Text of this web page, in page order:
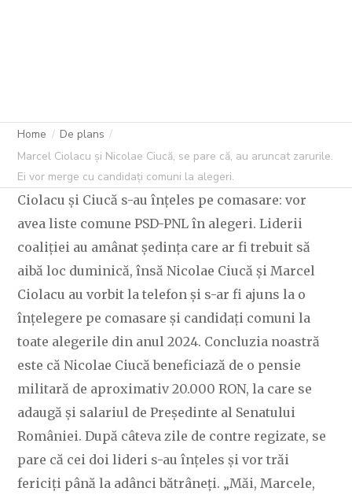
Home
De plans
Marcel Ciolacu și Nicolae Ciucă, se pare că, au aruncat zarurile.
Ei vor merge cu candidați comuni la alegeri.
Ciolacu și Ciucă s-au înțeles pe comasare: vor
avea liste comune PSD-PNL în alegeri. Liderii
coaliției au amânat ședința care ar fi trebuit să
aibă loc duminică, însă Nicolae Ciucă și Marcel
Ciolacu au vorbit la telefon și s-ar fi ajuns la o
înțelegere pe comasare și candidați comuni la
toate alegerile din anul 2024. Concluzia noastră
este că Nicolae Ciucă beneficiază de o pensie
militară de aproximativ 20.000 RON, la care se
adaugă și salariul de Președinte al Senatului
României. După câteva zile de contre regizate, se
pare că cei doi lideri s-au înțeles și vor trăi
fericiți până la adânci bătrâneți. „Măi, Marcele,